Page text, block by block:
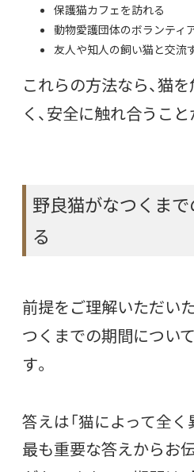
保護猫カフェを訪れる
動物愛護団体のボランティ
友人や知人の飼い猫と交流
これらの方法なら、猫
く、安全に触れ合うこと
野良猫がなつくまで
る
前提をご理解いただい
つくまでの期間につい
す。
答えは「猫によって全く
最も重要な答えからお